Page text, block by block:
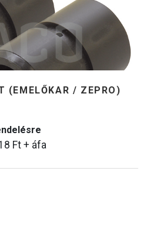
(EMELŐKAR / ZEPRO)
Ft + áfa